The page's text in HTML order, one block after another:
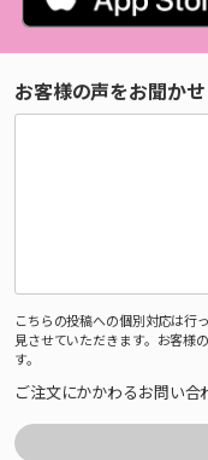
お客様の声をお聞か
こちらの投稿への個別対応は行
見させていただきます。お客様
す。
ご注文にかかわるお問い合